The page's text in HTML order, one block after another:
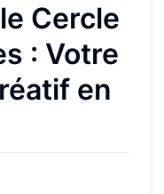
Cercle
: Votre
en